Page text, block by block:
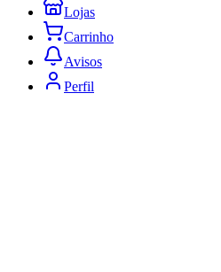
Lojas
Carrinho
Avisos
Perfil